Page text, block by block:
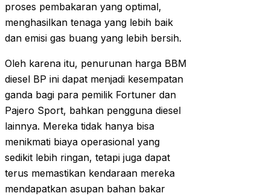
proses pembakaran yang optimal,
menghasilkan tenaga yang lebih baik
dan emisi gas buang yang lebih bersih.
Oleh karena itu, penurunan harga BBM
diesel BP ini dapat menjadi kesempatan
ganda bagi para pemilik Fortuner dan
Pajero Sport, bahkan pengguna diesel
lainnya. Mereka tidak hanya bisa
menikmati biaya operasional yang
sedikit lebih ringan, tetapi juga dapat
terus memastikan kendaraan mereka
mendapatkan asupan bahan bakar